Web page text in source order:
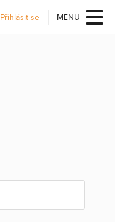
Přihlásit se MENU